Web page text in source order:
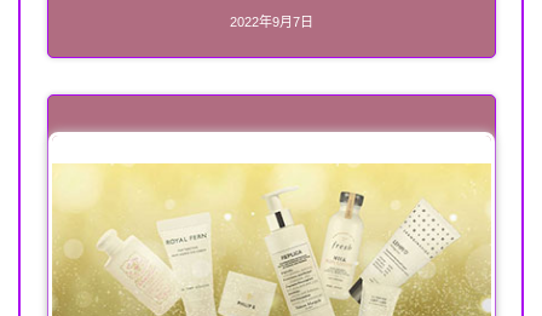
2022年9月7日